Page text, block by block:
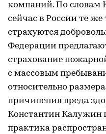
компаний. По словам
сейчас в России те
страхуются
Федерации
страхование
с массовым
относительно
причинения вреда
Константин Калужин
практика